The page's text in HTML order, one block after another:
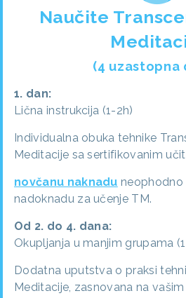
Naučite
(4 uzastopna
1. dan:
Lična instrukcija (1-2h)
Individualna obuka tehnike
Meditacije sa sertifikovanim
novčanu naknadu neophodno
nadoknadu za učenje TM.
Od 2. do 4. dana:
Okupljanja u manjim grupama
Dodatna uputstva o praksi
Meditacije, zasnovana na